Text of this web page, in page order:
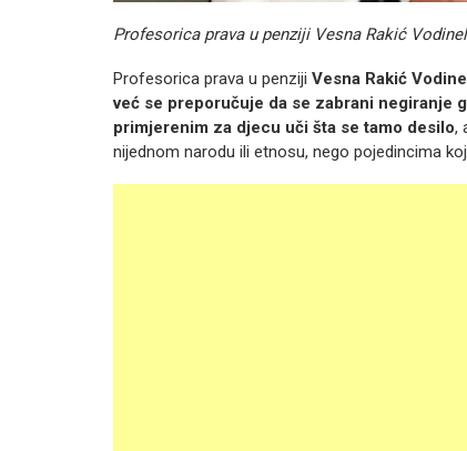
Profesorica prava u penziji Vesna Rakić
Profesorica prava u penziji Vesna Rakić
već se preporučuje da se zabrani negiranje
primjerenim za djecu uči šta se tamo desilo,
nijednom narodu ili etnosu, nego pojedincima